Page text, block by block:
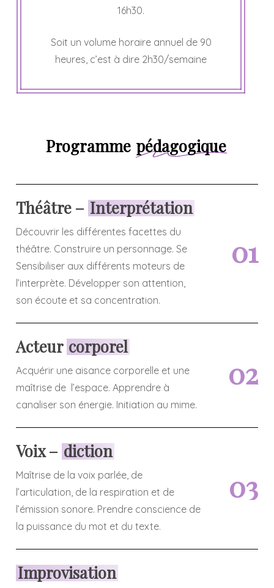
16h30.
Soit un volume horaire annuel de 90
heures, c’est à dire 2h30/semaine
Programme pédagogique
Théâtre – Interprétation
Découvrir les différentes facettes du
théâtre. Construire un personnage. Se
Sensibiliser aux différents moteurs de
l’interprète. Développer son attention,
son écoute et sa concentration.
01
Acteur corporel
Acquérir une aisance corporelle et une
maîtrise de l’espace. Apprendre à
canaliser son énergie. Initiation au mime.
02
Voix – diction
Maîtrise de la voix parlée, de
l’articulation, de la respiration et de
l’émission sonore. Prendre conscience de
la puissance du mot et du texte.
03
Improvisation